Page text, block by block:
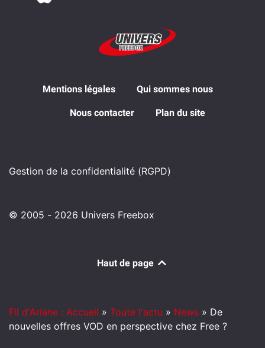
Mentions légales Qui sommes nous
Nous contacter Plan du site
Gestion de la confidentialité (RGPD)
© 2005 - 2026 Univers Freebox
Haut de page
Fil d'Ariane : Accueil » Toute l'actu » News » De
nouvelles offres VOD en perspective chez Free ?